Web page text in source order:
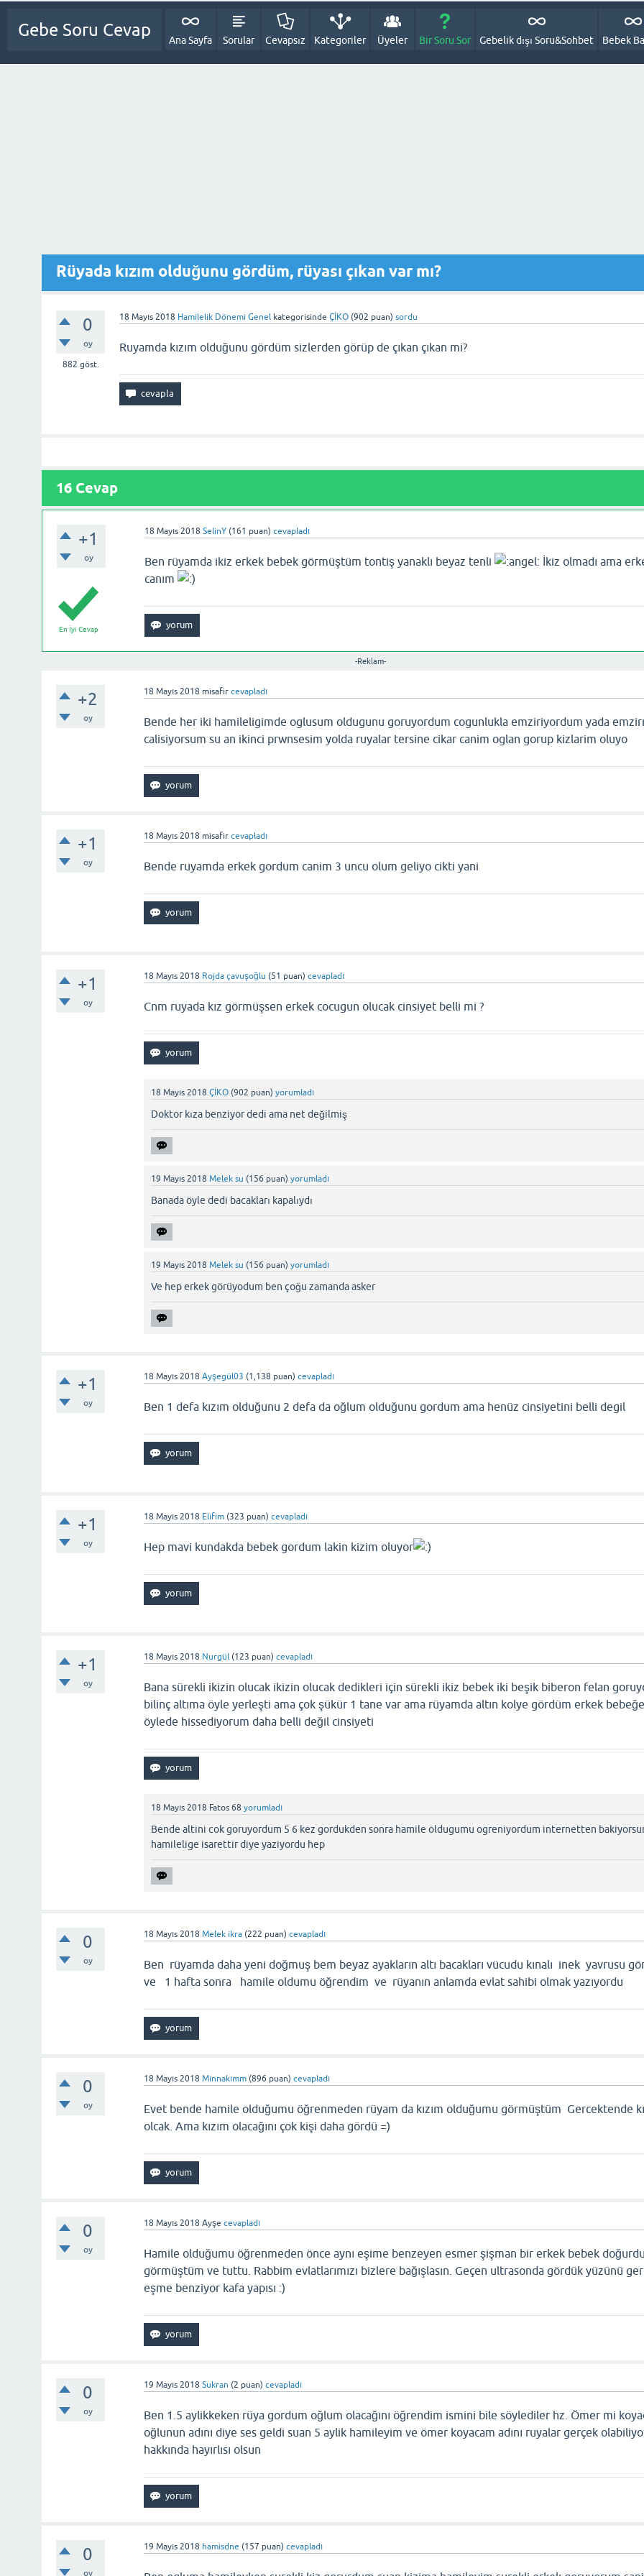
Gebe Soru Cevap
Ana Sayfa Sorular Cevapsız Kategoriler Üyeler Bir Soru Sor Gebelik dışı Soru&Sohbet Bebek
Rüyada kızım olduğunu gördüm, rüyası çıkan var mı?
0
oy
882 göst.
18 Mayıs 2018 Hamilelik Dönemi Genel kategorisinde ÇİKO (902 puan) sordu
Ruyamda kızım olduğunu gördüm sizlerden görüp de çıkan çıkan mi?
16 Cevap
+1
oy
18 Mayıs 2018 SelinY (161 puan) cevapladı
En İyi Cevap
Ben rüyamda ikiz erkek bebek görmüştüm tontiş yanaklı beyaz tenli
İkiz olmadı ama
canım
-Reklam-
+2
oy
18 Mayıs 2018 misafir cevapladı
Bende her iki hamileligimde oglusum oldugunu goruyordum cogunlukla emziriyordum yada
calisiyorsum su an ikinci prwnsesim yolda ruyalar tersine cikar canim oglan gorup kizlarim oluyo
+1
oy
18 Mayıs 2018 misafir cevapladı
Bende ruyamda erkek gordum canim 3 uncu olum geliyo cikti yani
+1
oy
18 Mayıs 2018 Rojda çavuşoğlu (51 puan) cevapladı
Cnm ruyada kız görmüşsen erkek cocugun olucak cinsiyet belli mi ?
18 Mayıs 2018 ÇİKO (902 puan) yorumladı
Doktor kıza benziyor dedi ama net değilmiş
19 Mayıs 2018 Melek su (156 puan) yorumladı
Banada öyle dedi bacakları kapalıydı
19 Mayıs 2018 Melek su (156 puan) yorumladı
Ve hep erkek görüyodum ben çoğu zamanda asker
+1
oy
18 Mayıs 2018 Ayşegül03 (1,138 puan) cevapladı
Ben 1 defa kızım olduğunu 2 defa da oğlum olduğunu gordum ama henüz cinsiyetini belli degil
+1
oy
18 Mayıs 2018 Elifim (323 puan) cevapladı
Hep mavi kundakda bebek gordum lakin kizim oluyor
+1
oy
18 Mayıs 2018 Nurgül (123 puan) cevapladı
Bana sürekli ikizin olucak ikizin olucak dedikleri için sürekli ikiz bebek iki beşik biberon felan
bilinç altıma öyle yerleşti ama çok şükür 1 tane var ama rüyamda altın kolye gördüm erkek
öylede hissediyorum daha belli değil cinsiyeti
18 Mayıs 2018 Fatos 68 yorumladı
Bende altini cok goruyordum 5 6 kez gordukden sonra hamile oldugumu ogreniyordum internetten
hamilelige isarettir diye yaziyordu hep
0
oy
18 Mayıs 2018 Melek ikra (222 puan) cevapladı
Ben rüyamda daha yeni doğmuş bem beyaz ayakların altı bacakları vücudu kınalı inek yavrusu
ve 1 hafta sonra hamile oldumu öğrendim ve rüyanın anlamda evlat sahibi olmak yazıyordu
0
oy
18 Mayıs 2018 Minnakımm (896 puan) cevapladı
Evet bende hamile olduğumu öğrenmeden rüyam da kızım olduğumu görmüştüm Gercektende
olcak. Ama kızım olacağını çok kişi daha gördü =)
0
oy
18 Mayıs 2018 Ayşe cevapladı
Hamile olduğumu öğrenmeden önce aynı eşime benzeyen esmer şişman bir erkek bebek
görmüştüm ve tuttu. Rabbim evlatlarımızı bizlere bağışlasın. Geçen ultrasonda gördük yüzünü
eşme benziyor kafa yapısı :)
0
oy
19 Mayıs 2018 Sukran (2 puan) cevapladı
Ben 1.5 aylikkeken rüya gordum oğlum olacağını öğrendim ismini bile söylediler hz. Ömer mi
oğlunun adını diye ses geldi suan 5 aylik hamileyim ve ömer koyacam adını ruyalar gerçek
hakkında hayırlısı olsun
0
oy
19 Mayıs 2018 hamisdne (157 puan) cevapladı